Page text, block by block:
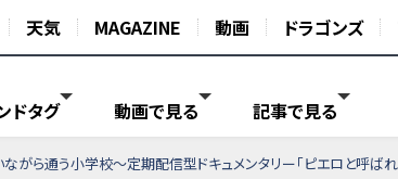
天気 MAGAZINE 動画 ドラゴンズ
ドタグ 動画で見る 記事で見る
がら通う小学校～定期配信型ドキュメンタリー「ピエロと呼ば